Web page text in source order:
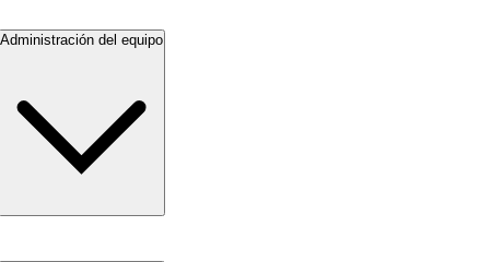
Administración del equipo